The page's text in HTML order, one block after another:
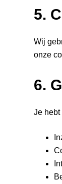
5.
Wij
onze
6.
Je hebt